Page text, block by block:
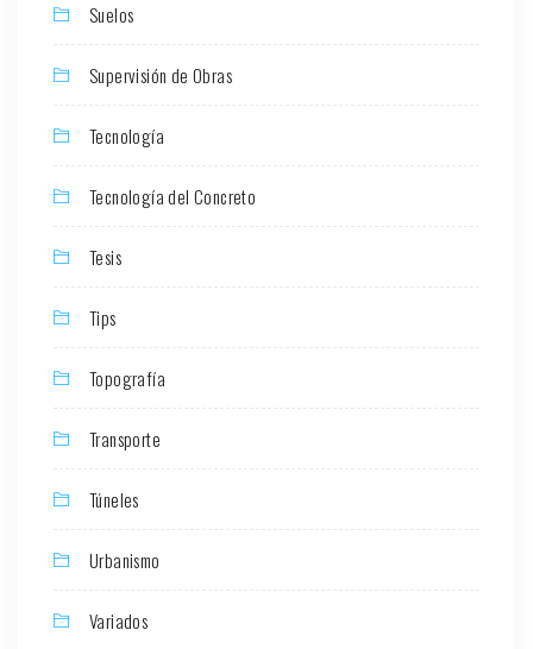
Suelos
Supervisión de Obras
Tecnología
Tecnología del Concreto
Tesis
Tips
Topografía
Transporte
Túneles
Urbanismo
Variados